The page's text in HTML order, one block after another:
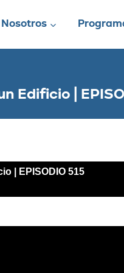
Nosotros
Edificio |
| EPISODIO 515